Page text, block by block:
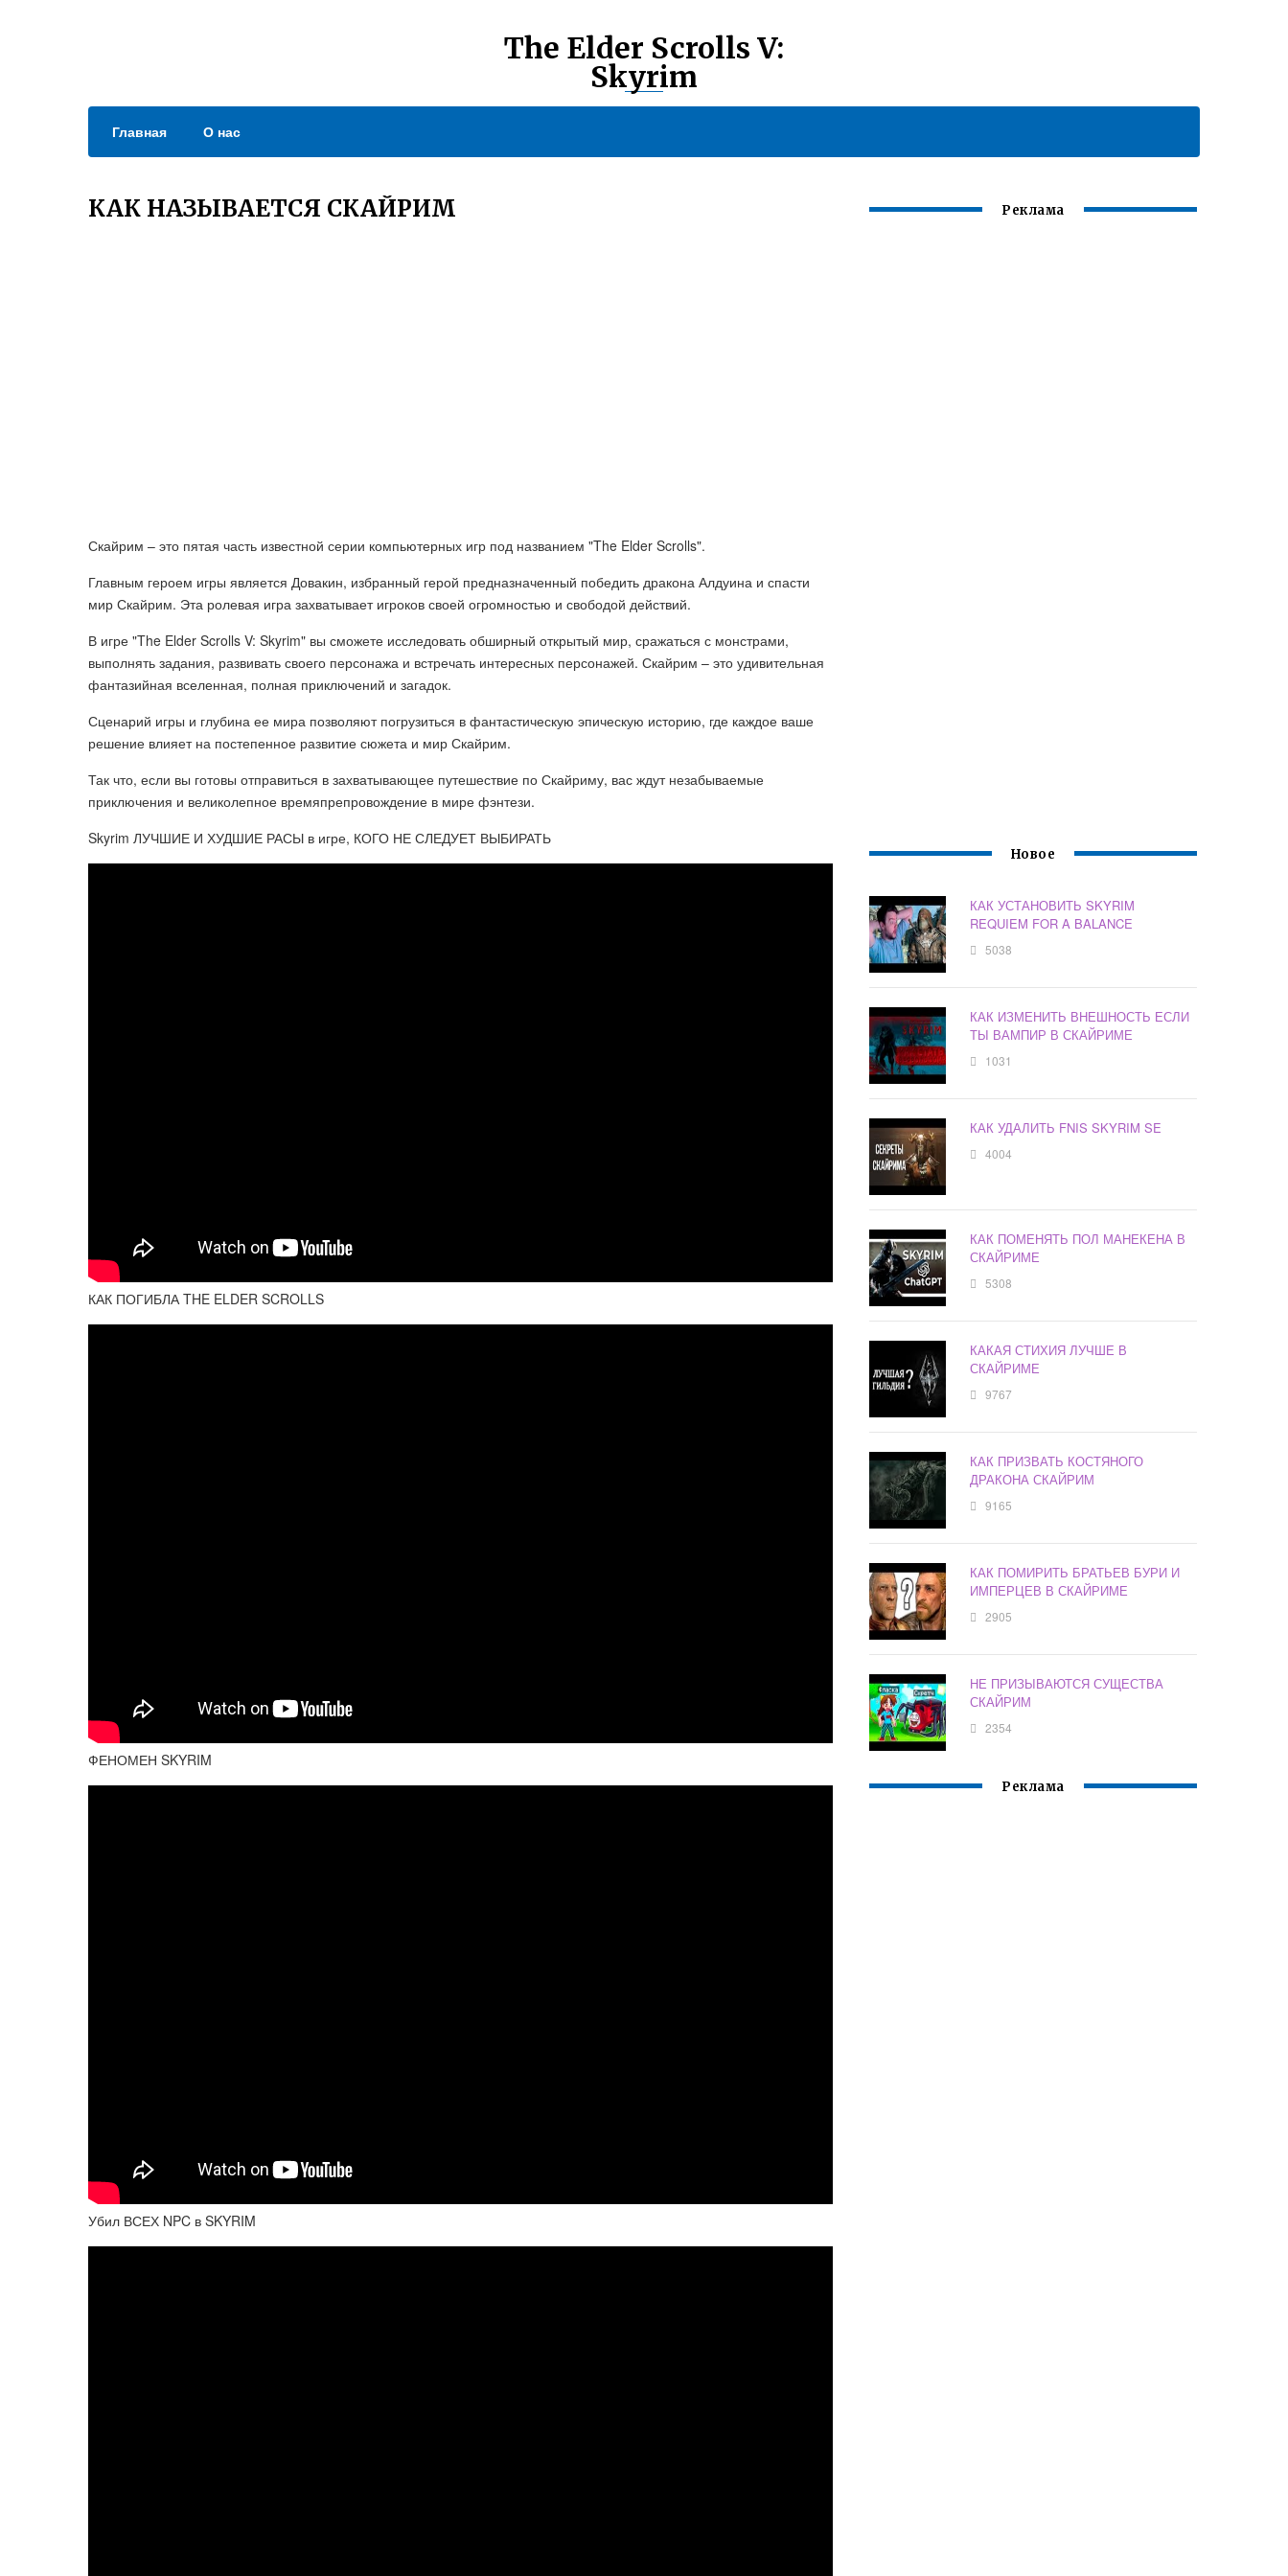
The Elder Scrolls V:
Skyrim
Главная О нас
КАК НАЗЫВАЕТСЯ СКАЙРИМ
Скайрим – это пятая часть известной серии компьютерных игр под названием "The Elder Scrolls".
Главным героем игры является Довакин, избранный герой предназначенный победить дракона Алдуина и спасти
мир Скайрим. Эта ролевая игра захватывает игроков своей огромностью и свободой действий.
В игре "The Elder Scrolls V: Skyrim" вы сможете исследовать обширный открытый мир, сражаться с монстрами,
выполнять задания, развивать своего персонажа и встречать интересных персонажей. Скайрим – это удивительная
фантазийная вселенная, полная приключений и загадок.
Сценарий игры и глубина ее мира позволяют погрузиться в фантастическую эпическую историю, где каждое ваше
решение влияет на постепенное развитие сюжета и мир Скайрим.
Так что, если вы готовы отправиться в захватывающее путешествие по Скайриму, вас ждут незабываемые
приключения и великолепное времяпрепровождение в мире фэнтези.
Skyrim ЛУЧШИЕ И ХУДШИЕ РАСЫ в игре, КОГО НЕ СЛЕДУЕТ ВЫБИРАТЬ
КАК ПОГИБЛА THE ELDER SCROLLS
ФЕНОМЕН SKYRIM
Убил ВСЕХ NPC в SKYRIM
Реклама
Новое
КАК УСТАНОВИТЬ SKYRIM
REQUIEM FOR A BALANCE
5038
КАК ИЗМЕНИТЬ ВНЕШНОСТЬ ЕСЛИ
ТЫ ВАМПИР В СКАЙРИМЕ
1031
КАК УДАЛИТЬ FNIS SKYRIM SE
4004
КАК ПОМЕНЯТЬ ПОЛ МАНЕКЕНА В
СКАЙРИМЕ
5308
КАКАЯ СТИХИЯ ЛУЧШЕ В
СКАЙРИМЕ
9767
КАК ПРИЗВАТЬ КОСТЯНОГО
ДРАКОНА СКАЙРИМ
9165
КАК ПОМИРИТЬ БРАТЬЕВ БУРИ И
ИМПЕРЦЕВ В СКАЙРИМЕ
2905
НЕ ПРИЗЫВАЮТСЯ СУЩЕСТВА
СКАЙРИМ
2354
Реклама